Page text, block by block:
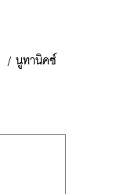
/ นูทานิคซ์